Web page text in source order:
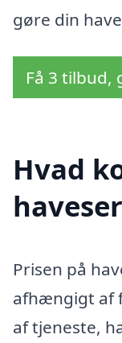
gøre din
Få 3
Hvad
Prisen på
afhængigt af
af tjeneste,